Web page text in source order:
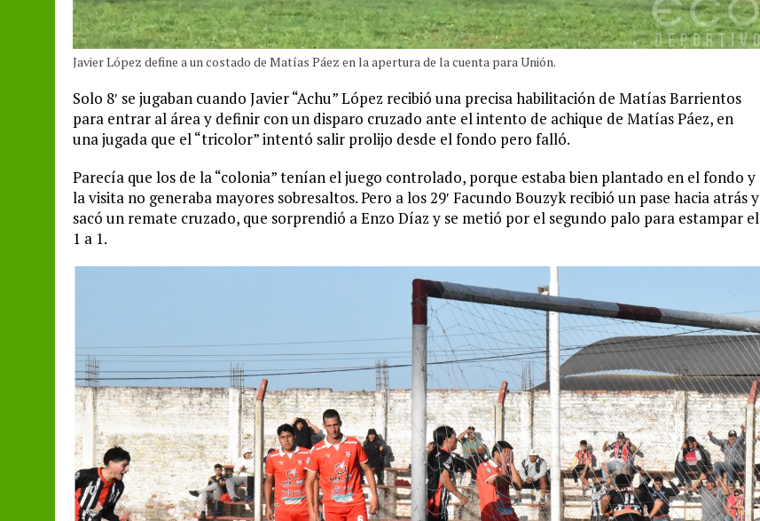
Javier López define a un costado de Matías Páez en la apertura de la cuenta para Unión.
Solo 8′ se jugaban cuando Javier “Achu” López recibió una precisa habilitación de Matías Barrientos
para entrar al área y definir con un disparo cruzado ante el intento de achique de Matías Páez, en
una jugada que el “tricolor” intentó salir prolijo desde el fondo pero falló.
Parecía que los de la “colonia” tenían el juego controlado, porque estaba bien plantado en el fondo y
la visita no generaba mayores sobresaltos. Pero a los 29′ Facundo Bouzyk recibió un pase hacia atrás y
sacó un remate cruzado, que sorprendió a Enzo Díaz y se metió por el segundo palo para estampar el
1 a 1.